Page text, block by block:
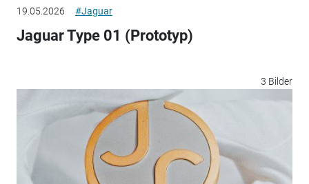
19.05.2026 #Jaguar
Jaguar Type 01 (Prototyp)
3 Bilder